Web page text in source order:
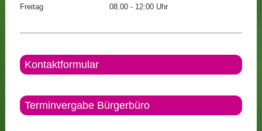
Freitag
08.00 - 12:00 Uhr
Kontaktformular
Terminvergabe Bürgerbüro